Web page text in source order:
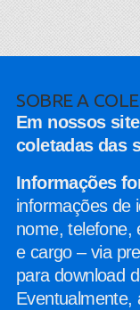
SOBRE A
Em nossos
coletadas das
​Informações
informações de
nome, telefone,
e cargo – via
para download
Eventualmente,